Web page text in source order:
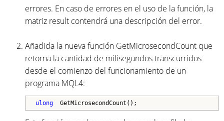
errores. En caso de errores en el uso de la función, la
matriz result contendrá una descripción del error.
Añadida la nueva función GetMicrosecondCount que
retorna la cantidad de milisegundos transcurridos
desde el comienzo del funcionamiento de un
programa MQL4:
ulong GetMicrosecondCount();